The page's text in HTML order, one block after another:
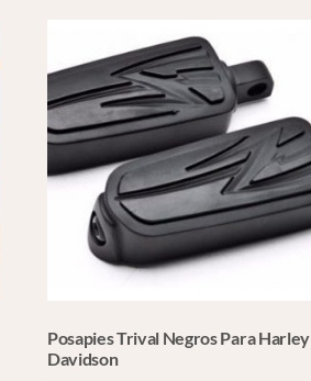
Posapies Trival Negros Para Harley
Davidson